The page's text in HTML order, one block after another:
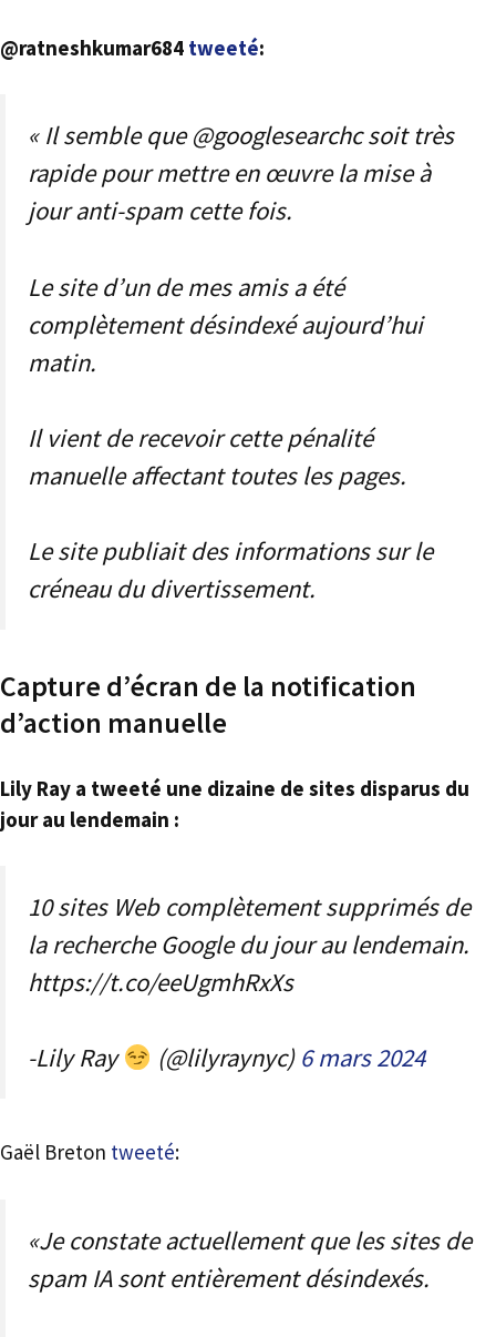
@ratneshkumar684 tweeté:
« Il semble que @googlesearchc soit très
rapide pour mettre en œuvre la mise à
jour anti-spam cette fois.
Le site d’un de mes amis a été
complètement désindexé aujourd’hui
matin.
Il vient de recevoir cette pénalité
manuelle affectant toutes les pages.
Le site publiait des informations sur le
créneau du divertissement.
Capture d’écran de la notification
d’action manuelle
Lily Ray a tweeté une dizaine de sites disparus du
jour au lendemain :
10 sites Web complètement supprimés de
la recherche Google du jour au lendemain.
https://t.co/eeUgmhRxXs
-Lily Ray (@lilyraynyc) 6 mars 2024
Gaël Breton tweeté:
«Je constate actuellement que les sites de
spam IA sont entièrement désindexés.